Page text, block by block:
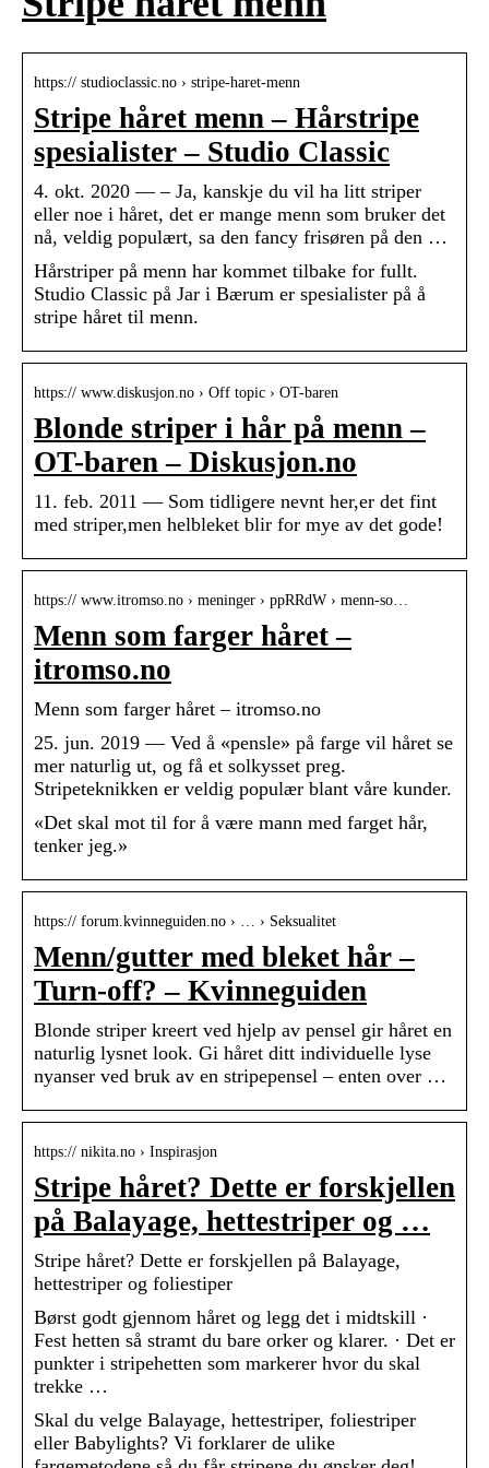
https:// studioclassic.no › stripe-haret-menn
Stripe håret menn – Hårstripe
spesialister – Studio Classic
4. okt. 2020 — – Ja, kanskje du vil ha litt striper
eller noe i håret, det er mange menn som bruker det
nå, veldig populært, sa den fancy frisøren på den …
Hårstriper på menn har kommet tilbake for fullt.
Studio Classic på Jar i Bærum er spesialister på å
stripe håret til menn.
https:// www.diskusjon.no › Off topic › OT-baren
Blonde striper i hår på menn –
OT-baren – Diskusjon.no
11. feb. 2011 — Som tidligere nevnt her,er det fint
med striper,men helbleket blir for mye av det gode!
https:// www.itromso.no › meninger › ppRRdW › menn-so…
Menn som farger håret –
itromso.no
Menn som farger håret – itromso.no
25. jun. 2019 — Ved å «pensle» på farge vil håret se
mer naturlig ut, og få et solkysset preg.
Stripeteknikken er veldig populær blant våre kunder.
«Det skal mot til for å være mann med farget hår,
tenker jeg.»
https:// forum.kvinneguiden.no › … › Seksualitet
Menn/gutter med bleket hår –
Turn-off? – Kvinneguiden
Blonde striper kreert ved hjelp av pensel gir håret en
naturlig lysnet look. Gi håret ditt individuelle lyse
nyanser ved bruk av en stripepensel – enten over …
https:// nikita.no › Inspirasjon
Stripe håret? Dette er forskjellen
på Balayage, hettestriper og …
Stripe håret? Dette er forskjellen på Balayage,
hettestriper og foliestiper
Børst godt gjennom håret og legg det i midtskill ·
Fest hetten så stramt du bare orker og klarer. · Det er
punkter i stripehetten som markerer hvor du skal
trekke …
Skal du velge Balayage, hettestriper, foliestriper
eller Babylights? Vi forklarer de ulike